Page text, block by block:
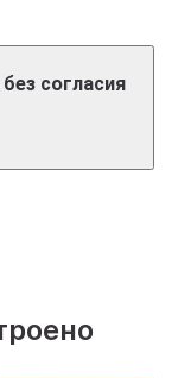
рецидива, даёт
согласия